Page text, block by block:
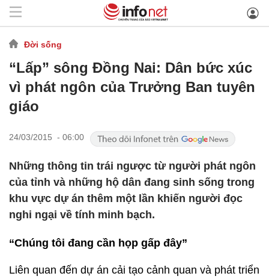
Đời sống
“Lấp” sông Đồng Nai: Dân bức xúc
vì phát ngôn của Trưởng Ban tuyên
giáo
24/03/2015 - 06:00
Những thông tin trái ngược từ người phát ngôn
của tỉnh và những hộ dân đang sinh sống trong
khu vực dự án thêm một lần khiến người đọc
nghi ngại về tính minh bạch.
“Chúng tôi đang cần họp gấp đây”
Liên quan đến dự án cải tạo cảnh quan và phát triển